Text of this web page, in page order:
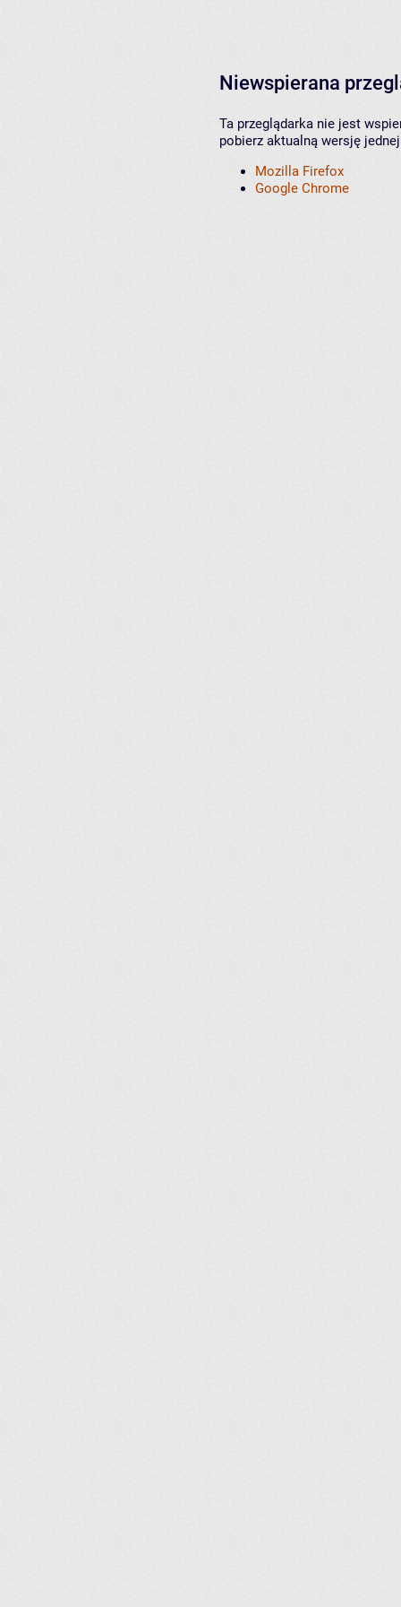
Niewspierana
Ta przeglądarka nie jest
pobierz aktualną wersję
Mozilla Firefox
Google Chrome